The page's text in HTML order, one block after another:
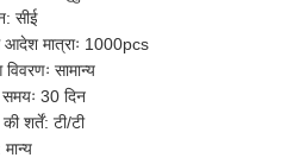
सीई
आदेश मात्राः 1000pcs
सामान्य
30 दिन
शर्तें: टी/टी